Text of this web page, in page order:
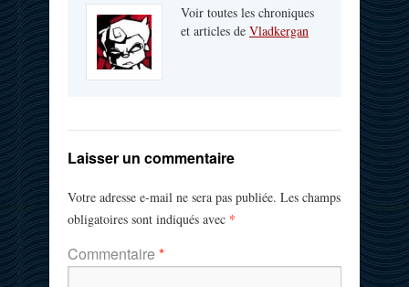
Voir toutes les chroniques
et articles de Vladkergan
Laisser un commentaire
Votre adresse e-mail ne sera pas publiée. Les champs
obligatoires sont indiqués avec *
Commentaire *